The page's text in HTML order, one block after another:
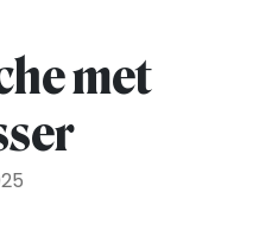
met